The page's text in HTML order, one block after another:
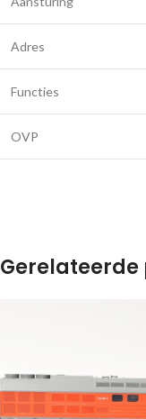
Adres
Functies
OVP